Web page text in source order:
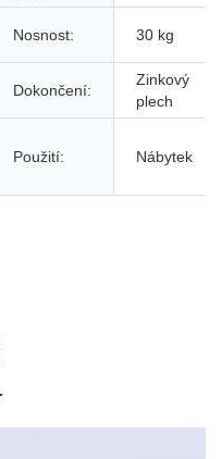
Nosnost: 30 kg
Dokončení:
Zinkový
plech
Použití: Nábytek